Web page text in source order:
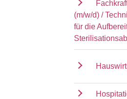
(m/w/d) /
für die